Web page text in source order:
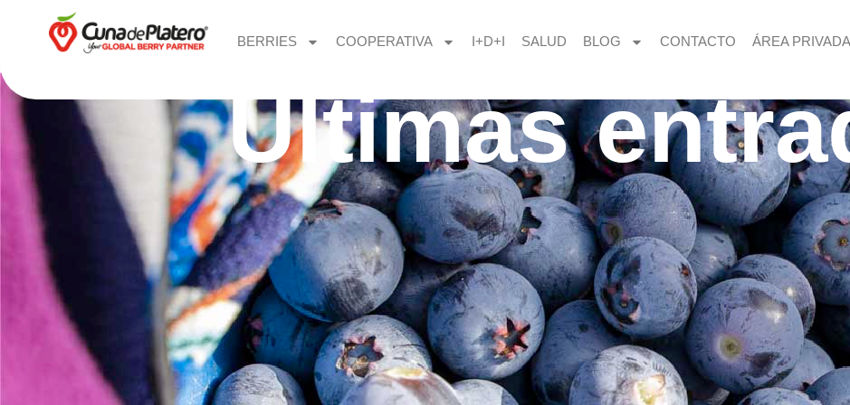
BERRIES COOPERATIVA I+D+I SALUD BLOG CONTACTO ÁREA PRIVADA
Últimas